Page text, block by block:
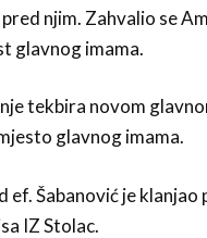
njim. Zahvalio se
glavnog imama.
tekbira novom
glavnog imama.
Šabanović je klanjao
IZ Stolac.